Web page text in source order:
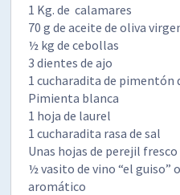
1 Kg. de calamares
70 g de aceite de oliva
½ kg de cebollas
3 dientes de ajo
1 cucharadita de pimentón
Pimienta blanca
1 hoja de laurel
1 cucharadita rasa de sal
Unas hojas de perejil
½ vasito de vino “el guiso”
aromático